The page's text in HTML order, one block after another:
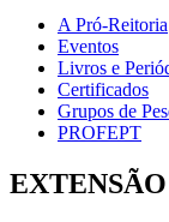
A Pró-Reitoria
Eventos
Livros e
Certificados
Grupos de
PROFEPT
EXTENSÃO